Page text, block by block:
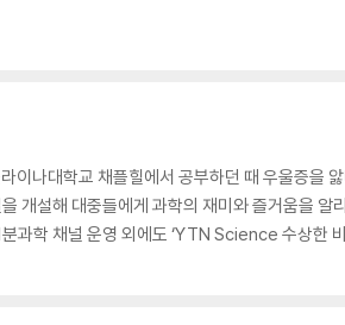
이나대학교 채플힐에서 공부하던 때 우울증을
개설해 대중들에게 과학의 재미와 즐거움을 알
학 채널 운영 외에도 ‘YTN Science 수상한 비